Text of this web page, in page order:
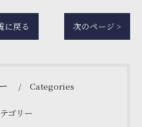
に戻る 次のページ >
Categories
ゴリー